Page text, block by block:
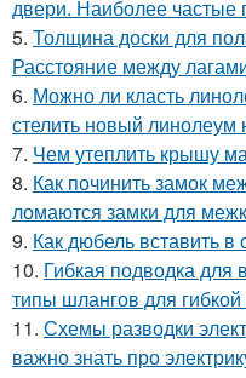
двери. Наиболее частые
5. Толщина доски для
Расстояние между
6. Можно ли класть
стелить новый линолеум
7. Чем утеплить крышу
8. Как починить замок
ломаются замки для
9. Как дюбель вставить в
10. Гибкая подводка
типы шлангов для
11. Схемы разводки
важно знать про